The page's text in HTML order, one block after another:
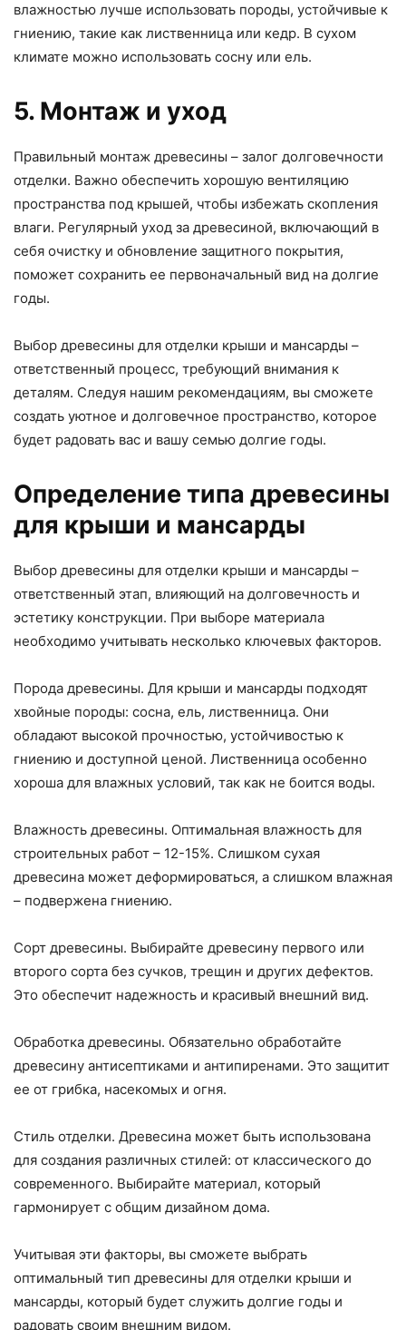
влажностью лучше использовать породы, устойчивые к
гниению, такие как лиственница или кедр. В сухом
климате можно использовать сосну или ель.
5. Монтаж и уход
Правильный монтаж древесины – залог долговечности
отделки. Важно обеспечить хорошую вентиляцию
пространства под крышей, чтобы избежать скопления
влаги. Регулярный уход за древесиной, включающий в
себя очистку и обновление защитного покрытия,
поможет сохранить ее первоначальный вид на долгие
годы.
Выбор древесины для отделки крыши и мансарды –
ответственный процесс, требующий внимания к
деталям. Следуя нашим рекомендациям, вы сможете
создать уютное и долговечное пространство, которое
будет радовать вас и вашу семью долгие годы.
Определение типа древесины
для крыши и мансарды
Выбор древесины для отделки крыши и мансарды –
ответственный этап, влияющий на долговечность и
эстетику конструкции. При выборе материала
необходимо учитывать несколько ключевых факторов.
Порода древесины. Для крыши и мансарды подходят
хвойные породы: сосна, ель, лиственница. Они
обладают высокой прочностью, устойчивостью к
гниению и доступной ценой. Лиственница особенно
хороша для влажных условий, так как не боится воды.
Влажность древесины. Оптимальная влажность для
строительных работ – 12-15%. Слишком сухая
древесина может деформироваться, а слишком влажная
– подвержена гниению.
Сорт древесины. Выбирайте древесину первого или
второго сорта без сучков, трещин и других дефектов.
Это обеспечит надежность и красивый внешний вид.
Обработка древесины. Обязательно обработайте
древесину антисептиками и антипиренами. Это защитит
ее от грибка, насекомых и огня.
Стиль отделки. Древесина может быть использована
для создания различных стилей: от классического до
современного. Выбирайте материал, который
гармонирует с общим дизайном дома.
Учитывая эти факторы, вы сможете выбрать
оптимальный тип древесины для отделки крыши и
мансарды, который будет служить долгие годы и
радовать своим внешним видом.